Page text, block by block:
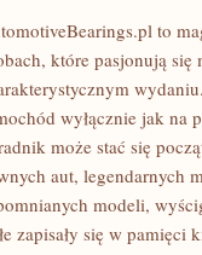
to
które pasjonują
wyłącznie jak
może stać się
aut, legendarnych
modeli,
zapisały się w